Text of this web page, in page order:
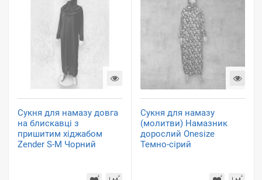
Сукня для намазу довга
на блискавці з
пришитим хіджабом
Zender S-M Чорний
Сукня для намазу
(молитви) Намазник
дорослий Onesize
Темно-сірий